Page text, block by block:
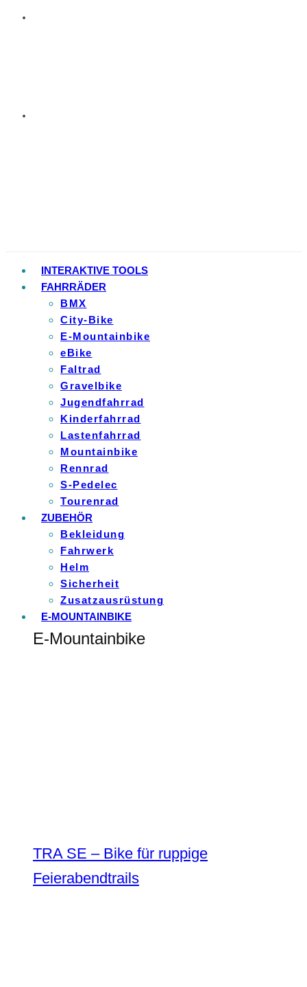
INTERAKTIVE TOOLS
FAHRRÄDER
BMX
City-Bike
E-Mountainbike
eBike
Faltrad
Gravelbike
Jugendfahrrad
Kinderfahrrad
Lastenfahrrad
Mountainbike
Rennrad
S-Pedelec
Tourenrad
ZUBEHÖR
Bekleidung
Fahrwerk
Helm
Sicherheit
Zusatzausrüstung
E-MOUNTAINBIKE
E-Mountainbike
TRA SE – Bike für ruppige
Feierabendtrails